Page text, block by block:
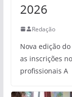
2026
Redação
Nova edição
as inscrições
profissionais A